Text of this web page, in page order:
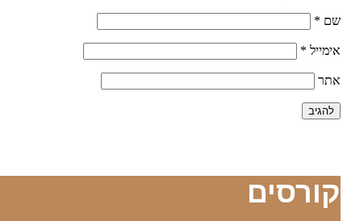
שם *
אימייל *
אתר
קורסים